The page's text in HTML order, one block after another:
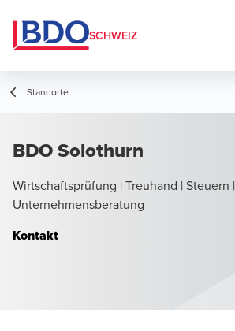
SCHWEIZ
Standorte
BDO Solothurn
Wirtschaftsprüfung | Treuhand | Steuern |
Unternehmensberatung
Kontakt